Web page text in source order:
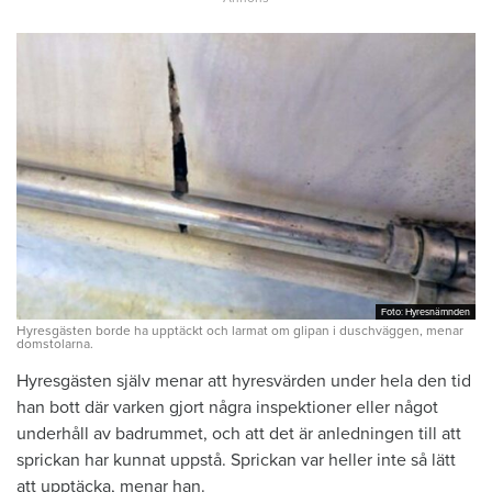
Foto: Hyresnämnden
Foto: Hyresnämnden
Hyresgästen borde ha upptäckt och larmat om glipan i duschväggen, menar
domstolarna.
Hyresgästen själv menar att hyresvärden under hela den tid
han bott där varken gjort några inspektioner eller något
underhåll av badrummet, och att det är anledningen till att
sprickan har kunnat uppstå. Sprickan var heller inte så lätt
att upptäcka, menar han.